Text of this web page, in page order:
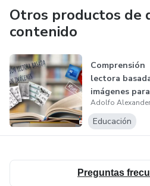
“Casta Mec Nom” y “Hueso
Es autor del poemario Derrumbe
2016).
Actualmente, es docente en el
Otros productos de
contenido
Comprensión
lectora
imágenes para
nivel
Educación
Preguntas